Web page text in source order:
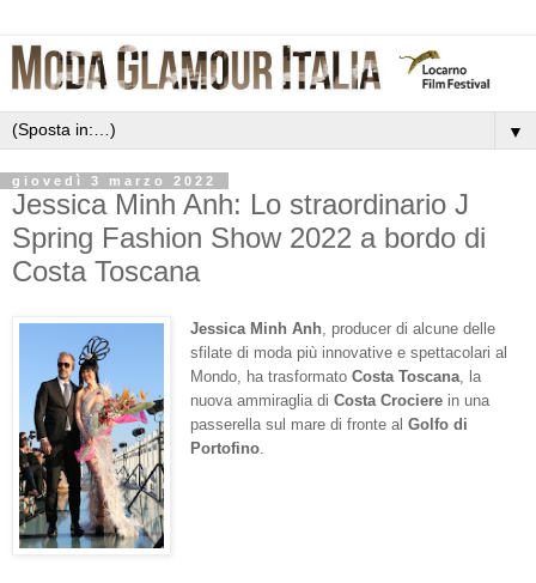
▼
giovedì 3 marzo 2022
Jessica Minh Anh: Lo straordinario J
Spring Fashion Show 2022 a bordo di
Costa Toscana
Jessica Minh Anh, producer di alcune delle
sfilate di moda più innovative e spettacolari al
Mondo, ha trasformato Costa Toscana, la
nuova ammiraglia di Costa Crocierein una
passerella sul mare di fronte al Golfo di
Portofino.